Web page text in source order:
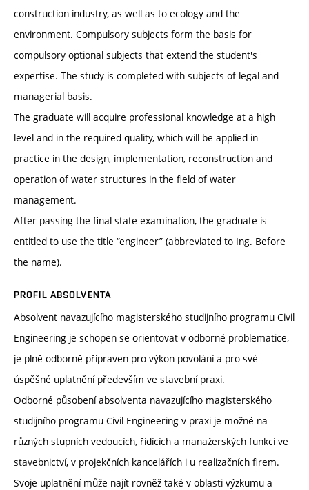
construction industry, as well as to ecology and the
environment. Compulsory subjects form the basis for
compulsory optional subjects that extend the student's
expertise. The study is completed with subjects of legal and
managerial basis.
The graduate will acquire professional knowledge at a high
level and in the required quality, which will be applied in
practice in the design, implementation, reconstruction and
operation of water structures in the field of water
management.
After passing the final state examination, the graduate is
entitled to use the title “engineer” (abbreviated to Ing. Before
the name).
PROFIL ABSOLVENTA
Absolvent navazujícího magisterského studijního programu Civil
Engineering je schopen se orientovat v odborné problematice,
je plně odborně připraven pro výkon povolání a pro své
úspěšné uplatnění především ve stavební praxi.
Odborné působení absolventa navazujícího magisterského
studijního programu Civil Engineering v praxi je možné na
různých stupních vedoucích, řídících a manažerských funkcí ve
stavebnictví, v projekčních kancelářích i u realizačních firem.
Svoje uplatnění může najít rovněž také v oblasti výzkumu a